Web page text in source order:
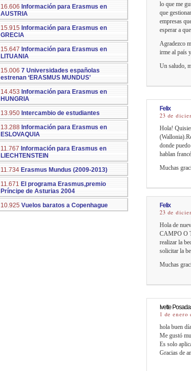
16.606 Información para Erasmus en
AUSTRIA
15.915 Información para Erasmus en
GRECIA
15.647 Información para Erasmus en
LITUANIA
15.006 7 Universidades españolas
estrenan ‘ERASMUS MUNDUS’
14.453 Información para Erasmus en
HUNGRIA
13.950 Intercambio de estudiantes
13.288 Información para Erasmus en
ESLOVAQUIA
11.767 Información para Erasmus en
LIECHTENSTEIN
11.734 Erasmus Mundus (2009-2013)
11.671 El programa Erasmus,premio
Príncipe de Asturias 2004
10.925 Vuelos baratos a Copenhague
lo que me
que
empresas
esperar a
Agradezco
irme al país
Un saludo,
Felix
23 de
Hola!
donde
hablan
Muchas
Felix
23 de
Hola de
CAMPO O
realizar la
solicitar la
Muchas
Ivette
1 de enero
hola buen
Me gustó
Es solo
Gracias de